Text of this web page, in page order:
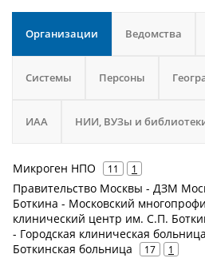
Организации Ведомства
Системы Персоны
ИАА НИИ, ВУЗы и
Микроген НПО 11 1
Правительство Москвы - ДЗМ
Боткина - Московский
клинический центр им. С.П.
- Городская клиническая
Боткинская больница
17 1